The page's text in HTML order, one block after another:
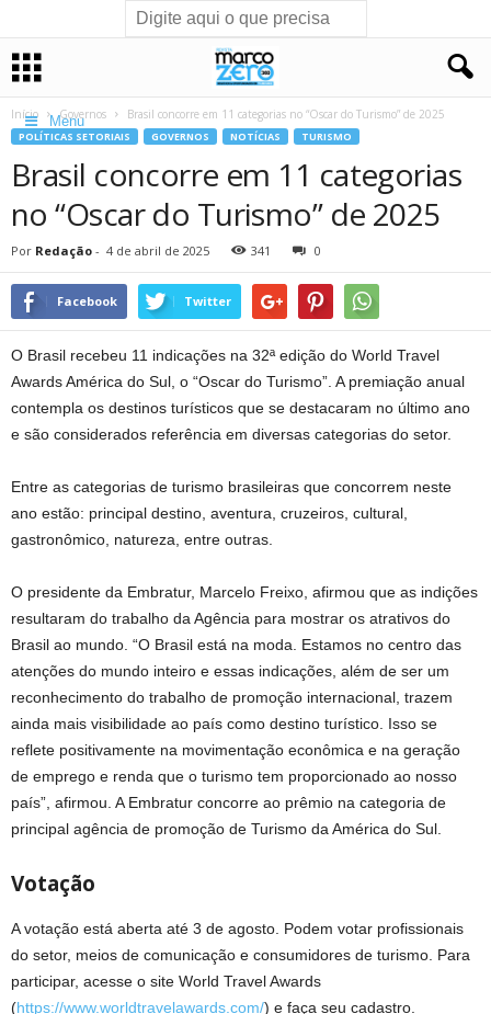
Menu
Início Governos Brasil concorre em 11 categorias no “Oscar do Turismo” de 2025
POLÍTICAS SETORIAIS GOVERNOS NOTÍCIAS TURISMO
Brasil concorre em 11 categorias
no “Oscar do Turismo” de 2025
Por Redação - 4 de abril de 2025 341 0
Facebook Twitter
O Brasil recebeu 11 indicações na 32ª edição do World Travel
Awards América do Sul, o “Oscar do Turismo”. A premiação anual
contempla os destinos turísticos que se destacaram no último ano
e são considerados referência em diversas categorias do setor.
Entre as categorias de turismo brasileiras que concorrem neste
ano estão: principal destino, aventura, cruzeiros, cultural,
gastronômico, natureza, entre outras.
O presidente da Embratur, Marcelo Freixo, afirmou que as indições
resultaram do trabalho da Agência para mostrar os atrativos do
Brasil ao mundo. “O Brasil está na moda. Estamos no centro das
atenções do mundo inteiro e essas indicações, além de ser um
reconhecimento do trabalho de promoção internacional, trazem
ainda mais visibilidade ao país como destino turístico. Isso se
reflete positivamente na movimentação econômica e na geração
de emprego e renda que o turismo tem proporcionado ao nosso
país”, afirmou. A Embratur concorre ao prêmio na categoria de
principal agência de promoção de Turismo da América do Sul.
Votação
A votação está aberta até 3 de agosto. Podem votar profissionais
do setor, meios de comunicação e consumidores de turismo. Para
participar, acesse o site World Travel Awards
(https://www.worldtravelawards.com/) e faça seu cadastro.